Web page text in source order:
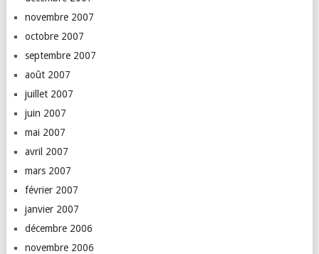
novembre 2007
octobre 2007
septembre 2007
août 2007
juillet 2007
juin 2007
mai 2007
avril 2007
mars 2007
février 2007
janvier 2007
décembre 2006
novembre 2006